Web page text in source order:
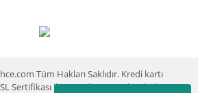
Tüm Hakları Saklıdır. Kredi kartı
Sertifikası ile %100 koruma altındadır.